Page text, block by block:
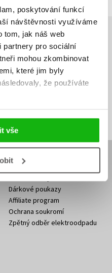
poskytování funkcí
návštěvnosti využíváme
tom, jak náš web
pro sociální
mohou zkombinovat
které jim byly
že používáte
vše
na jaké zboží je výhodná
k odběru našich e-
osobních údajů.
Přihlásit se
Dárkové poukazy
Affiliate program
Ochrana soukromí
Zpětný odběr elektroodpadu